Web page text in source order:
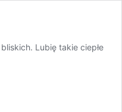
Lubię takie ciepłe